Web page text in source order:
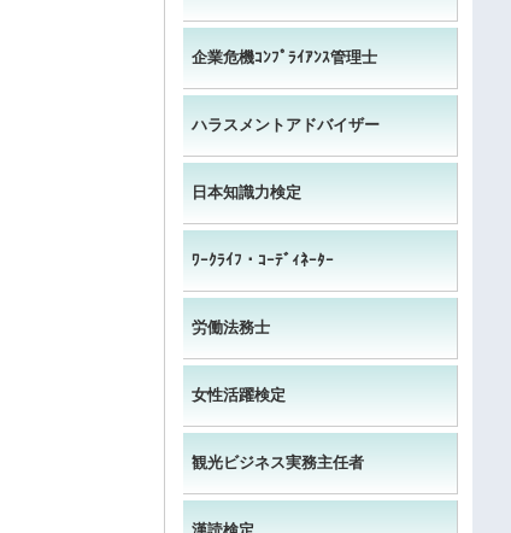
企業危機ｺﾝﾌﾟﾗｲｱﾝｽ管理士
ハラスメントアドバイザー
日本知識力検定
ﾜｰｸﾗｲﾌ・ｺｰﾃﾞｨﾈｰﾀｰ
労働法務士
女性活躍検定
観光ビジネス実務主任者